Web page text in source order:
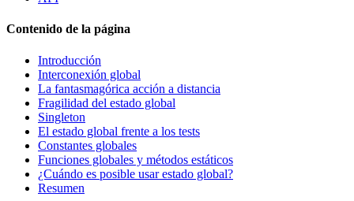
Contenido de la página
Introducción
Interconexión global
La fantasmagórica acción a distancia
Fragilidad del estado global
Singleton
El estado global frente a los tests
Constantes globales
Funciones globales y métodos estáticos
¿Cuándo es posible usar estado global?
Resumen